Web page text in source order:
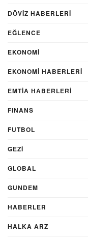
DÖVIZ HABERLERI
EĞLENCE
EKONOMİ
EKONOMI HABERLERI
EMTIA HABERLERI
FINANS
FUTBOL
GEZI
GLOBAL
GUNDEM
HABERLER
HALKA ARZ